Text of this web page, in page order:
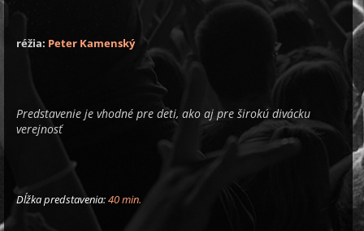
réžia: Peter Kamenský
Predstavenie je vhodné pre deti, ako aj pre širokú divácku
verejnosť
Dĺžka predstavenia:40 min.